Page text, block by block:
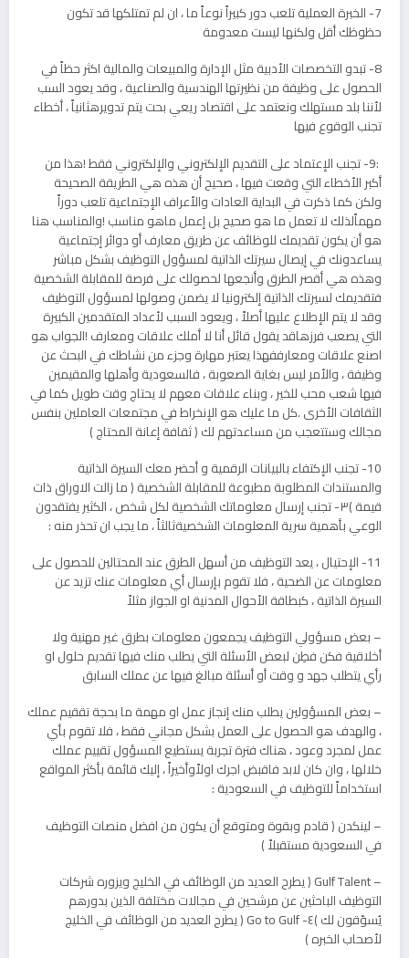
7- الخبرة العملية تلعب دور كبيراً نوعاً ما ، ان لم تمتلكها قد تكون
حظوظك أقل ولكنها ليست معدومة
8- تبدو التخصصات الأدبية مثل الإدارة والمبيعات والمالية اكثر حظاً في
الحصول على وظيفة من نظيرتها الهندسية والصناعية ، وقد يعود السب
لأننا بلد مستهلك ونعتمد على اقتصاد ريعي بحت يتم تدويرهثانياً ، أخطاء
تجنب الوقوع فيها
:9- تجنب الإعتماد على التقديم الإلكتروني والإلكتروني فقط !هذا من
أكبر الأخطاء التي وقعت فيها ، صحيح أن هذه هي الطريقة الصحيحة
ولكن كما ذكرت في البداية العادات والأعراف الإجتماعية تلعب دوراً
مهماًلذلك لا تعمل ما هو صحيح بل إعمل ماهو مناسب !والمناسب هنا
هو أن يكون تقديمك للوظائف عن طريق معارف أو دوائر إجتماعية
يساعدونك في إيصال سيرتك الذاتية لمسؤول التوظيف بشكل مباشر
وهذه هي أقصر الطرق وأنجعها لحصولك على فرصة للمقابلة الشخصية
فتقديمك لسيرتك الذاتية إلكترونيا لا يضمن وصولها لمسؤول التوظيف
وقد لا يتم الإطلاع عليها أصلاً ، ويعود السبب لأعداد المتقدمين الكبيرة
التي يصعب فرزهاقد يقول قائل أنا لا أملك علاقات ومعارف !الجواب هو
اصنع علاقات ومعارففهذا يعتبر مهارة وجزء من نشاطك في البحث عن
وظيفة ، والأمر ليس بغاية الصعوبة ، فالسعودية وأهلها والمقيمين
فيها شعب محب للخير ، وبناء علاقات معهم لا يحتاج وقت طويل كما في
الثقافات الأخرى .كل ما عليك هو الإنخراط في مجتمعات العاملين بنفس
مجالك وستتعجب من مساعدتهم لك ( ثقافة إعانة المحتاج )
10- تجنب الإكتفاء بالبيانات الرقمية و أحضر معك السيرة الذاتية
والمستندات المطلوبة مطبوعة للمقابلة الشخصية ( ما زالت الاوراق ذات
قيمة )٣- تجنب إرسال معلوماتك الشخصية لكل شخص ، الكثير يفتقدون
الوعي بأهمية سرية المعلومات الشخصيةثالثاً ، ما يجب ان تحذر منه :
11- الإحتيال ، يعد التوظيف من أسهل الطرق عند المحتالين للحصول على
معلومات عن الضحية ، فلا تقوم بإرسال أي معلومات عنك تزيد عن
السيرة الذاتية ، كبطاقة الأحوال المدنية او الجواز مثلاً
– بعض مسؤولي التوظيف يجمعون معلومات بطرق غير مهنية ولا
أخلاقية فكن فطِن لبعض الأسئلة التي يطلب منك فيها تقديم حلول او
رأي يتطلب جهد و وقت أو أسئلة مبالغ فيها عن عملك السابق
– بعض المسؤولين يطلب منك إنجاز عمل او مهمة ما بحجة تققيم عملك
، والهدف هو الحصول على العمل بشكل مجاني فقط ، فلا تقوم بأي
عمل لمجرد وعود ، هناك فترة تجربة يستطيع المسؤول تقييم عملك
خلالها ، وان كان لابد فاقبض اجرك اولاًوأخيراً ، إليك قائمة بأكثر المواقع
استخداماً للتوظيف في السعودية :
– لينكدن ( قادم وبقوة ومتوقع أن يكون من افضل منصات التوظيف
في السعودية مستقبلاً ) ‏
– Gulf Talent ( يطرح العديد من الوظائف في الخليج ويزوره شركات
التوظيف الباحثين عن مرشحين في مجالات مختلفة الذين بدورهم
يُسوّقون لك )‏٤- Go to Gulf ( يطرح العديد من الوظائف في الخليج
لأصحاب الخبره )